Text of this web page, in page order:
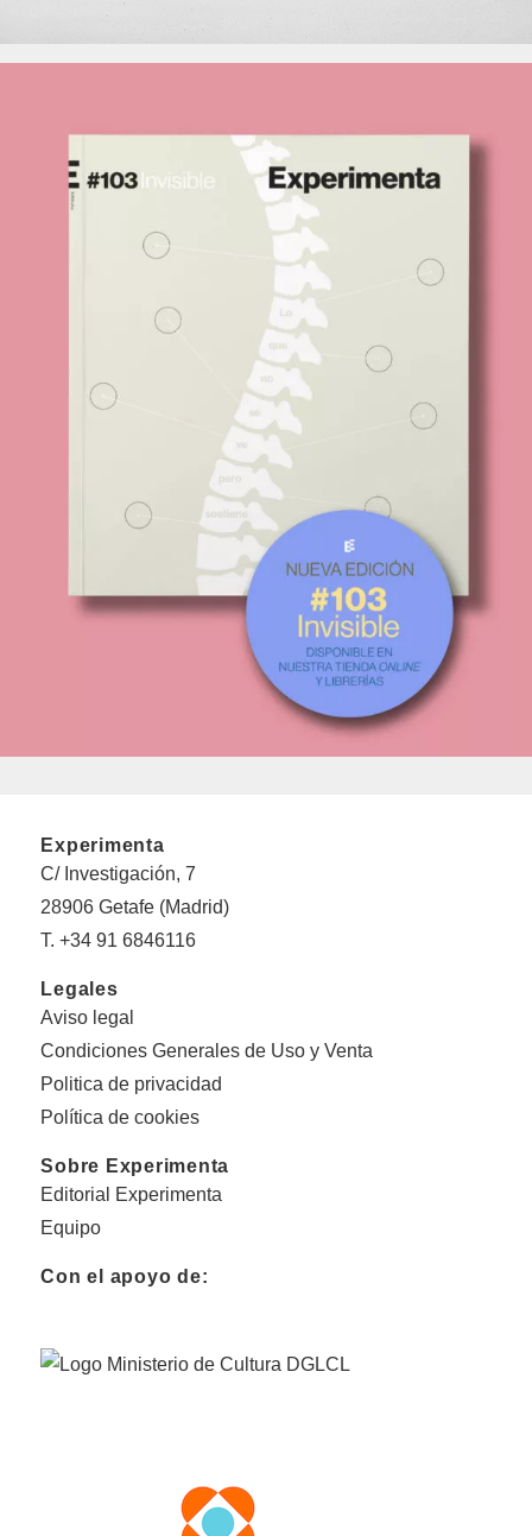
Experimenta
C/ Investigación, 7
28906 Getafe (Madrid)
T. +34 91 6846116
Legales
Aviso legal
Condiciones Generales de Uso y Venta
Politica de privacidad
Política de cookies
Sobre Experimenta
Editorial Experimenta
Equipo
Con el apoyo de: